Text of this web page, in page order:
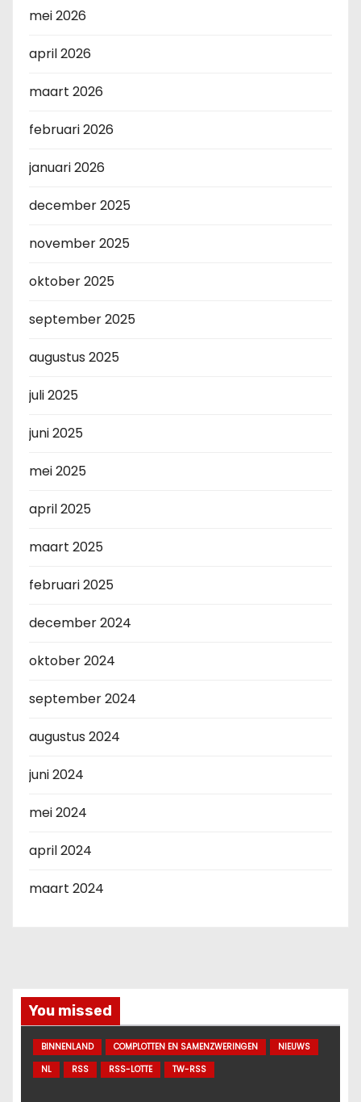
mei 2026
april 2026
maart 2026
februari 2026
januari 2026
december 2025
november 2025
oktober 2025
september 2025
augustus 2025
juli 2025
juni 2025
mei 2025
april 2025
maart 2025
februari 2025
december 2024
oktober 2024
september 2024
augustus 2024
juni 2024
mei 2024
april 2024
maart 2024
You missed
BINNENLAND COMPLOTTEN EN SAMENZWERINGEN
NIEUWS
NL
RSS RSS-LOTTE TW-RSS